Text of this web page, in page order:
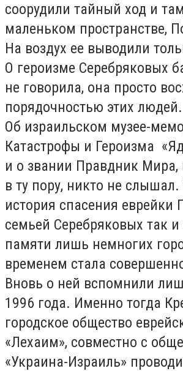
соорудили тайный ход и
маленьком пространстве,
На воздух ее выводили
О героизме Серебряковых
не говорила, она просто
порядочностью этих людей.
Об израильском музее-
Катастрофы и Героизма
и о звании Правдник Мира,
в ту пору, никто не
история спасения еврейки
семьей Серебряковых так и
памяти лишь немногих
временем стала
Вновь о ней вспомнили
1996 года. Именно тогда
городское общество
«Лехаим», совместно с
«Украина-Израиль»